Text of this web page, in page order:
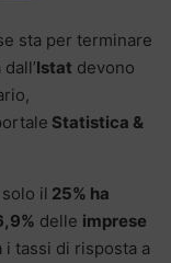
sta per terminare
Istat devono
Statistica &
il 25% ha
delle imprese
i tassi di risposta a